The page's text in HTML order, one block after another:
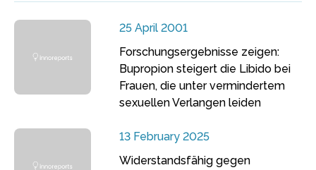
25 April 2001
Forschungsergebnisse zeigen:
Bupropion steigert die Libido bei
Frauen, die unter vermindertem
sexuellen Verlangen leiden
13 February 2025
Widerstandsfähig gegen